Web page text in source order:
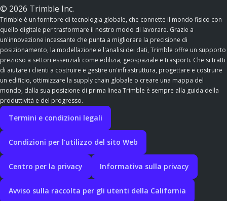
© 2026 Trimble Inc.
Trimble è un fornitore di tecnologia globale, che connette il mondo fisico con
quello digitale per trasformare il nostro modo di lavorare. Grazie a
un'innovazione incessante che punta a migliorare la precisione di
posizionamento, la modellazione e l'analisi dei dati, Trimble offre un supporto
prezioso a settori essenziali come edilizia, geospaziale e trasporti. Che si tratti
di aiutare i clienti a costruire e gestire un'infrastruttura, progettare e costruire
un edificio, ottimizzare la supply chain globale o creare una mappa del
mondo, dalla sua posizione di prima linea Trimble è sempre alla guida della
produttività e del progresso.
Termini e condizioni legali
Condizioni per l'utilizzo del sito Web
Centro per la privacy Informativa sulla privacy
Avviso sulla raccolta per gli utenti della California